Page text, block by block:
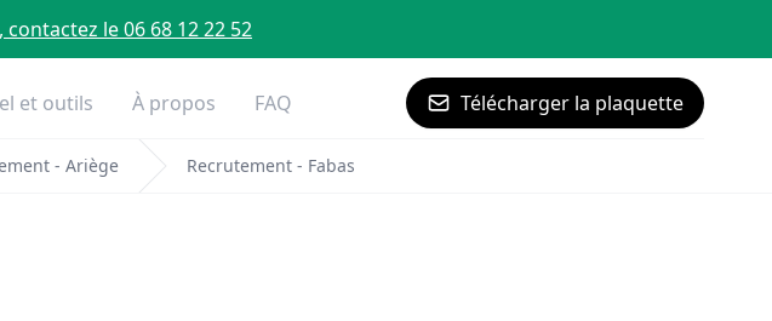
le 06 68 12 22 52
et outils À propos FAQ Télécharger la plaquette
- Ariège Recrutement - Fabas